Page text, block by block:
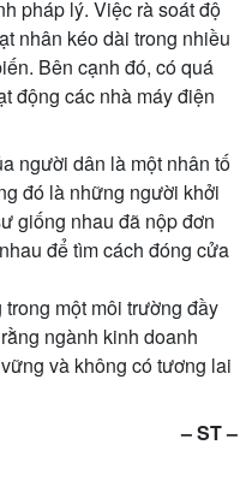
pháp lý. Việc rà soát độ
nhân kéo dài trong nhiều
Bên cạnh đó, có quá
động các nhà máy điện
người dân là một nhân tố
đó là những người khởi
giống nhau đã nộp đơn
để tìm cách đóng cửa
một môi trường đầy
ngành kinh doanh
và không có tương lai
– ST –